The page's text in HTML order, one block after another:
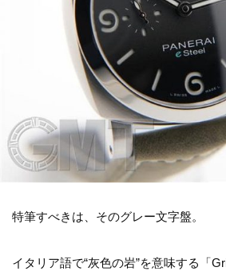
特筆すべきは、そのグレー文字盤。
イタリア語で“灰色の岩”を意味する「